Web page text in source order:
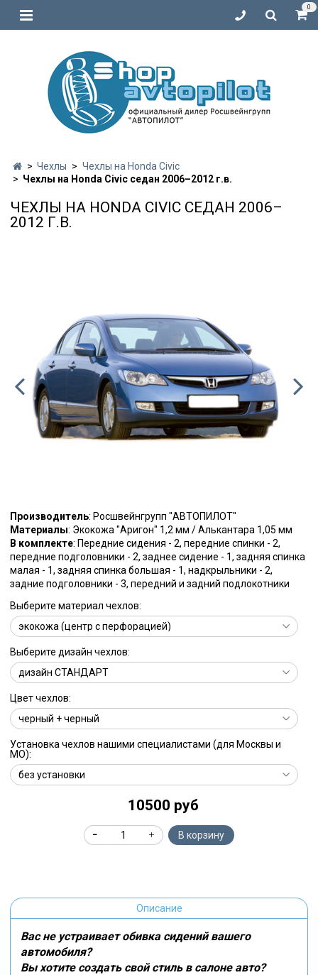
0
Чехлы
Чехлы на Honda Civic
Чехлы на Honda Civic седан 2006–2012 г.в.
ЧЕХЛЫ НА HONDA CIVIC СЕДАН 2006–
2012 Г.В.
Производитель: Росшвейнгрупп "АВТОПИЛОТ"
Материалы: Экокожа "Аригон" 1,2 мм / Алькантара 1,05 мм
В комплекте: Передние сидения - 2, передние спинки - 2,
передние подголовники - 2, заднее сидение - 1, задняя спинка
малая - 1, задняя спинка большая - 1, надкрыльники - 2,
задние подголовники - 3, передний и задний подлокотники
Выберите материал чехлов:
Выберите дизайн чехлов:
Цвет чехлов:
Установка чехлов нашими специалистами (для Москвы и
МО):
10500 руб
В корзину
Описание
Вас не устраивает обивка сидений вашего
автомобиля?
Вы хотите создать свой стиль в салоне авто?